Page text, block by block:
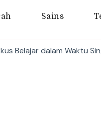
Sains
Belajar dalam Waktu